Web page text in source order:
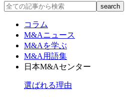
コラム
M&Aニュース
M&Aを学ぶ
M&A用語集
日本M&Aセンター
選ばれる理由